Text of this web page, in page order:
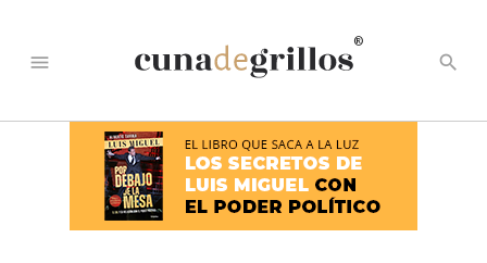
menu
®
search